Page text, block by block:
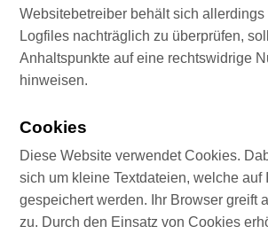
Websitebetreiber behält sich allerdings
Logfiles nachträglich zu überprüfen,
Anhaltspunkte auf eine rechtswidrige
hinweisen.
Cookies
Diese Website verwendet Cookies.
sich um kleine Textdateien, welche auf
gespeichert werden. Ihr Browser greift
zu. Durch den Einsatz von Cookies